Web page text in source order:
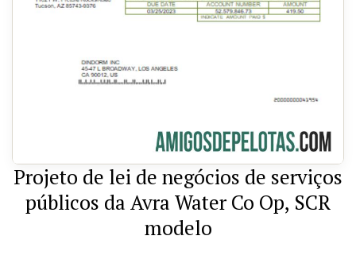
Projeto de lei de negócios de serviços
públicos da Avra ​​Water Co Op, SCR
modelo